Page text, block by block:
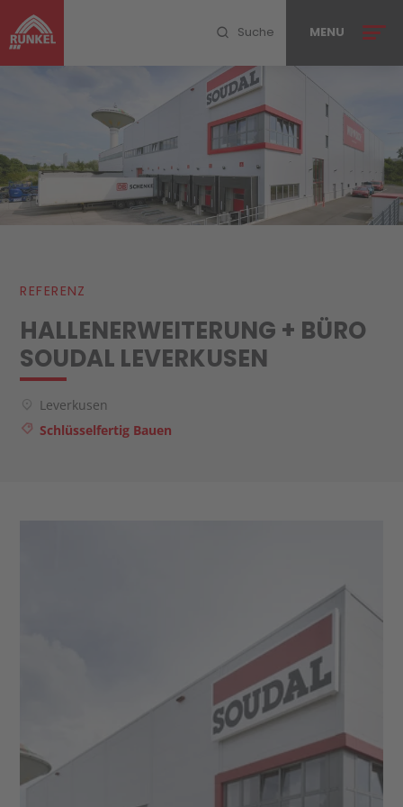
Suche
MENU
Ihr Projekt
Leistungen
Unternehmen
Blog
Kontakt
REFERENZ
HALLENERWEITERUNG + BÜRO
SOUDAL LEVERKUSEN
Leverkusen
Schlüsselfertig Bauen